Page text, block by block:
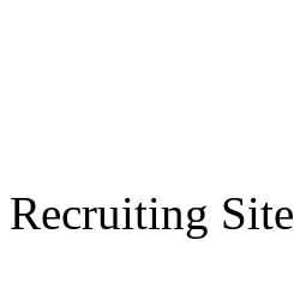
Recruiting Site